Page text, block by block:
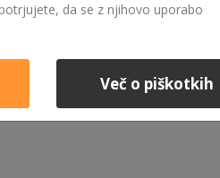
da se z njihovo uporabo
Več o piškotkih